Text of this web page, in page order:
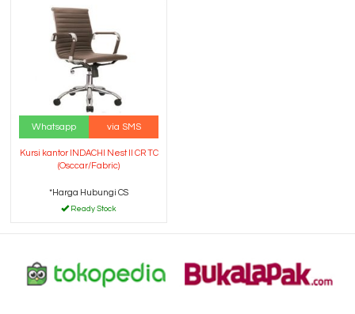
Whatsapp via SMS
Kursi kantor INDACHI Nest II CR TC
(Osccar/Fabric)
*Harga Hubungi CS
Ready Stock